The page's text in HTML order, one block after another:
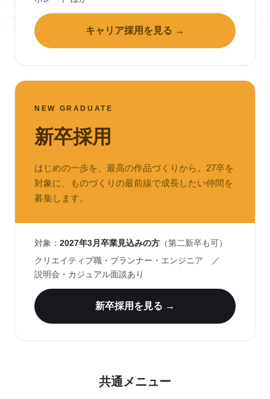
キャリア採用を見る →
NEW GRADUATE
新卒採用
はじめの一歩を、最高の作品づくりから。27卒を
対象に、ものづくりの最前線で成長したい仲間を
募集します。
対象： 2027年3月卒業見込みの方 （第二新卒も可）
クリエイティブ職・プランナー・エンジニア ／
説明会・カジュアル面談あり
新卒採用を見る →
共通メニュー